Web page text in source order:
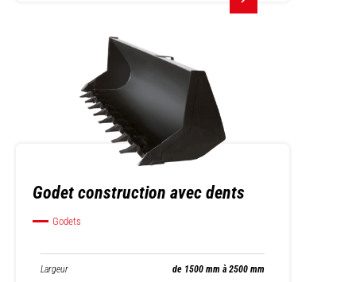
Godet construction avec dents
Godets
Largeur de 1500 mm à 2500 mm